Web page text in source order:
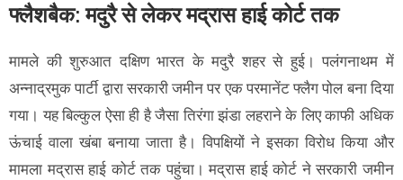
फ्लैशबैक: मदुरै से लेकर मद्रास हाई कोर्ट तक
मामले की शुरुआत दक्षिण भारत के मदुरै शहर से हुई। पलंगनाथम में
अन्नाद्रमुक पार्टी द्वारा सरकारी जमीन पर एक परमानेंट फ्लैग पोल बना दिया
गया। यह बिल्कुल ऐसा ही है जैसा तिरंगा झंडा लहराने के लिए काफी अधिक
ऊंचाई वाला खंबा बनाया जाता है। विपक्षियों ने इसका विरोध किया और
मामला मद्रास हाई कोर्ट तक पहुंचा। मद्रास हाई कोर्ट ने सरकारी जमीन